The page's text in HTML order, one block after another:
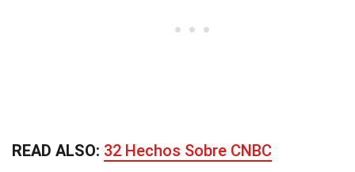
READ ALSO: 32 Hechos Sobre CNBC